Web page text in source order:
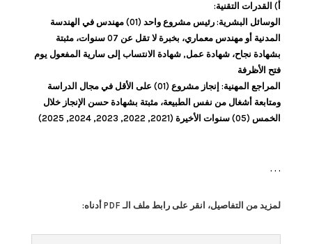
أ) القدرات التقنية:
الوسائل البشرية: رئيس مشروع واحد (01) مهندس في الهندسة
المدنية أو مهندس معماري، بخبرة لا تقل عن 07 سنوات، مثبتة
بشهادة نجاح، شهادة عمل, شهادة الانتساب إلى سارية المفعول يوم
فتح الأظرفة
المراجع المهنية: إنجاز مشروع (01) على الأقل في مجال الدراسة
ومتابعة أشغال من نفس الطبيعة، مثبتة بشهادة حسن الإنجاز خلال
الخمس (05) سنوات الأخيرة (2021, 2022, 2023, 2024, 2025)
. . .
لمزيد من التفاصيل، انقر على رابط ملف الـ PDF أدناه: